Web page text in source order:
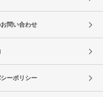
問い合わせ
ーポリシー